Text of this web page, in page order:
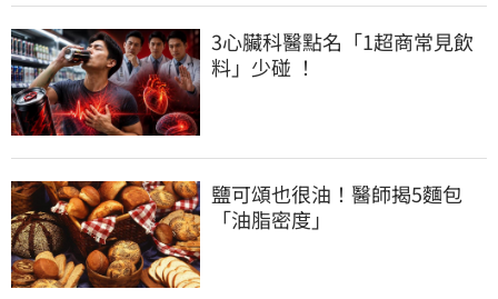
3心臟科醫點名「1超商常見飲
料」少碰 ！
鹽可頌也很油！醫師揭5麵包
「油脂密度」